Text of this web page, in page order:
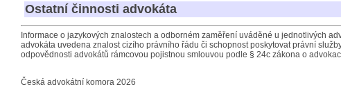
Ostatní činnosti advokáta
Informace o jazykových znalostech a odborném zaměření uváděné u jednotlivých
advokáta uvedena znalost cizího právního řádu či schopnost poskytovat právní
odpovědnosti advokátů rámcovou pojistnou smlouvou podle § 24c zákona o
Česká advokátní komora 2026